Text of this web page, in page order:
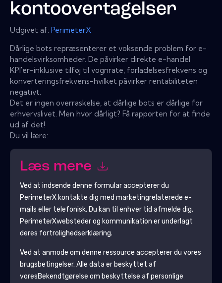
kontoovertagelser
Udgivet af: PerimeterX
Dårlige bots repræsenterer et voksende problem for e-
handelsvirksomheder. De påvirker direkte e-handel
KPI'er-inklusive tilføj til vognrate, forladelsesfrekvens og
konverteringsfrekvens-hvilket påvirker rentabiliteten
negativt.
Det er ingen overraskelse, at dårlige bots er dårlige for
erhvervslivet. Men hvor dårligt? Få rapporten for at finde
ud af det!
Du vil lære:
Læs mere
Ved at indsende denne formular accepterer du
PerimeterXkontakte dig med marketingrelaterede e-
mails eller telefonisk. Du kan til enhver tid afmelde dig.
PerimeterXwebsteder og kommunikation er underlagt
deres fortrolighedserklæring.
Ved at anmode om denne ressource accepterer du vores
brugsbetingelser. Alle data er beskyttet af
voresBekendtgørelse om beskyttelse af personlige